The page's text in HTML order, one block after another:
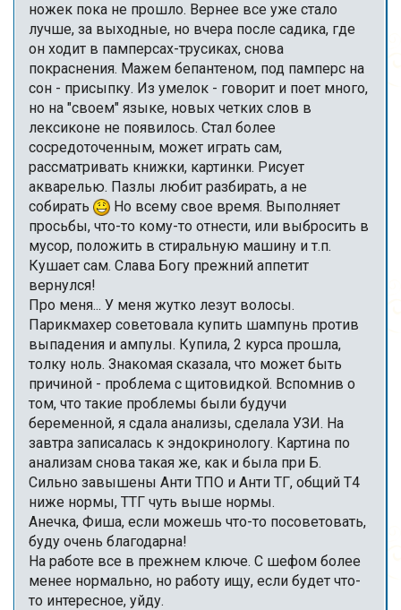
ножек пока не прошло. Вернее все уже стало
лучше, за выходные, но вчера после садика, где
он ходит в памперсах-трусиках, снова
покраснения. Мажем бепантеном, под памперс на
сон - присыпку. Из умелок - говорит и поет много,
но на "своем" языке, новых четких слов в
лексиконе не появилось. Стал более
сосредоточенным, может играть сам,
рассматривать книжки, картинки. Рисует
акварелью. Пазлы любит разбирать, а не
собирать
Но всему свое время. Выполняет
просьбы, что-то кому-то отнести, или выбросить в
мусор, положить в стиральную машину и т.п.
Кушает сам. Слава Богу прежний аппетит
вернулся!
Про меня... У меня жутко лезут волосы.
Парикмахер советовала купить шампунь против
выпадения и ампулы. Купила, 2 курса прошла,
толку ноль. Знакомая сказала, что может быть
причиной - проблема с щитовидкой. Вспомнив о
том, что такие проблемы были будучи
беременной, я сдала анализы, сделала УЗИ. На
завтра записалась к эндокринологу. Картина по
анализам снова такая же, как и была при Б.
Сильно завышены Анти ТПО и Анти ТГ, общий Т4
ниже нормы, ТТГ чуть выше нормы.
Анечка, Фиша, если можешь что-то посоветовать,
буду очень благодарна!
На работе все в прежнем ключе. С шефом более
менее нормально, но работу ищу, если будет что-
то интересное, уйду.